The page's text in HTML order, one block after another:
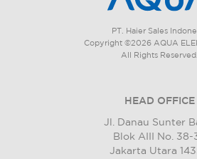
PT. Haier Sales
Copyright ©2026 AQUA
All Rights Reserved.
HEAD OFFICE
Jl. Danau Sunter
Blok AIII No. 38-
Jakarta Utara